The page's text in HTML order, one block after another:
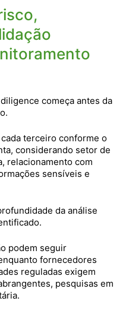
começa antes da
terceiro conforme o
considerando setor de
relacionamento com
sensíveis e
da análise
podem seguir
fornecedores
reguladas exigem
pesquisas em